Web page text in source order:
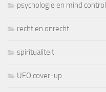
psychologie en mind control
recht en onrecht
spiritualiteit
UFO cover-up